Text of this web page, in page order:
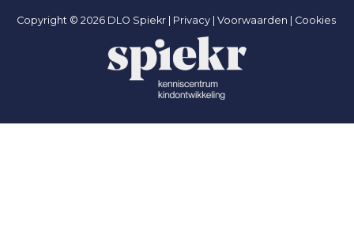
Copyright © 2026 DLO Spiekr | Privacy | Voorwaarden | Cookies